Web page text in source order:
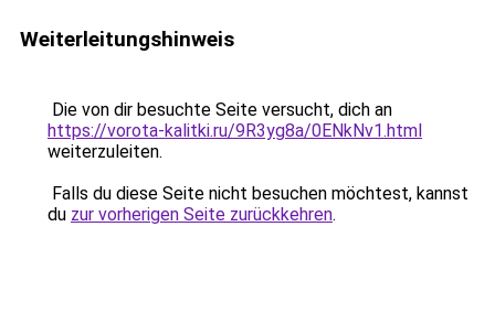
Weiterleitungshinweis
Die von dir besuchte Seite versucht, dich an
https://vorota-kalitki.ru/9R3yg8a/0ENkNv1.html
weiterzuleiten.
Falls du diese Seite nicht besuchen möchtest, kannst
du zur vorherigen Seite zurückkehren.